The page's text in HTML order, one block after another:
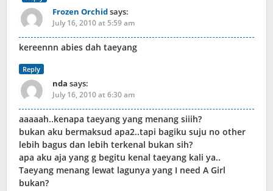
Frozen Orchidsays:
July 16, 2010 at 5:59 am
kereennn abies dah taeyang
Reply
nda says:
July 16, 2010 at 6:30 am
aaaaah..kenapa taeyang yang menang siiih?
bukan aku bermaksud apa2..tapi bagiku suju no other
lebih bagus dan lebih terkenal bukan sih?
apa aku aja yang g begitu kenal taeyang kali ya..
Taeyang menang lewat lagunya yang I need A Girl
bukan?